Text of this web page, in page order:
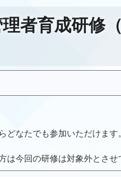
者育成研修
どなたでも参加いただけます。
は今回の研修は対象外とさせ